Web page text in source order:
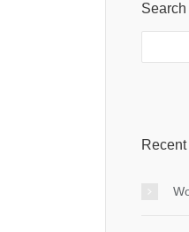
Search